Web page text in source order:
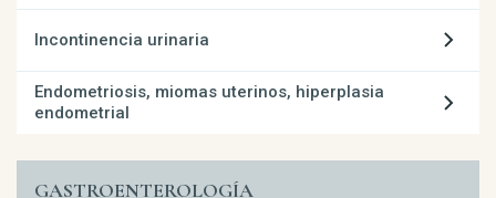
Incontinencia urinaria
Endometriosis, miomas uterinos, hiperplasia
endometrial
GASTROENTEROLOGÍA